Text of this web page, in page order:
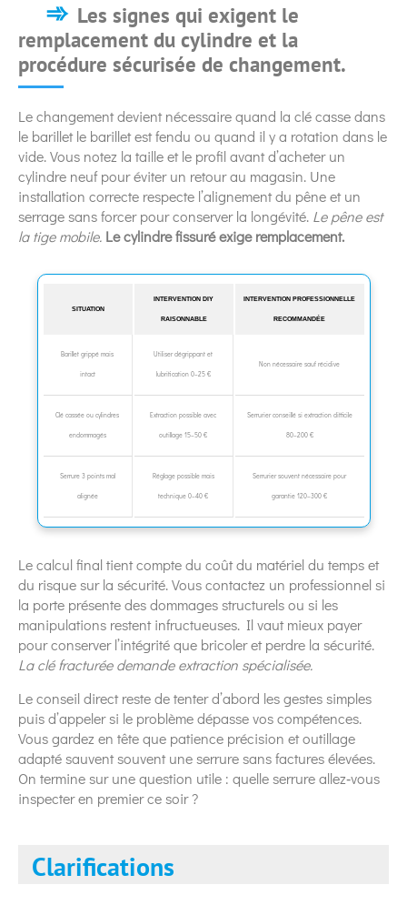
Les signes qui exigent le
remplacement du cylindre et la
procédure sécurisée de changement.
Le changement devient nécessaire quand la clé casse dans
le barillet le barillet est fendu ou quand il y a rotation dans le
vide. Vous notez la taille et le profil avant d’acheter un
cylindre neuf pour éviter un retour au magasin. Une
installation correcte respecte l’alignement du pêne et un
serrage sans forcer pour conserver la longévité. Le pêne est
la tige mobile. Le cylindre fissuré exige remplacement.
SITUATION
INTERVENTION DIY
RAISONNABLE
INTERVENTION PROFESSIONNELLE
RECOMMANDÉE
Barillet grippé mais
intact
Utiliser dégrippant et
lubrification 0–25 €
Non nécessaire sauf récidive
Clé cassée ou cylindres
endommagés
Extraction possible avec
outillage 15–50 €
Serrurier conseillé si extraction difficile
80–200 €
Serrure 3 points mal
alignée
Réglage possible mais
technique 0–40 €
Serrurier souvent nécessaire pour
garantie 120–300 €
Le calcul final tient compte du coût du matériel du temps et
du risque sur la sécurité. Vous contactez un professionnel si
la porte présente des dommages structurels ou si les
manipulations restent infructueuses. Il vaut mieux payer
pour conserver l’intégrité que bricoler et perdre la sécurité.
La clé fracturée demande extraction spécialisée.
Le conseil direct reste de tenter d’abord les gestes simples
puis d’appeler si le problème dépasse vos compétences.
Vous gardez en tête que patience précision et outillage
adapté sauvent souvent une serrure sans factures élevées.
On termine sur une question utile : quelle serrure allez‑vous
inspecter en premier ce soir ?
Clarifications